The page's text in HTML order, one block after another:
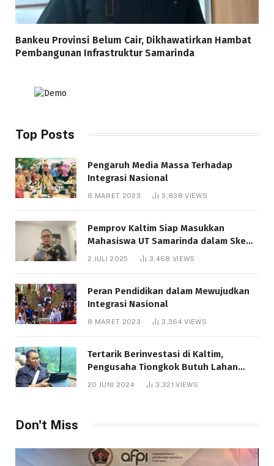
Bankeu Provinsi Belum Cair, Dikhawatirkan Hambat
Pembangunan Infrastruktur Samarinda
Top Posts
Pengaruh Media Massa Terhadap
Integrasi Nasional
8 MARET 2023 3,838VIEWS
Pemprov Kaltim Siap Masukkan
Mahasiswa UT Samarinda dalam Skema
Bantuan Pendidikan Gratispol
2 JULI 2025 3,468 VIEWS
Peran Pendidikan dalam Mewujudkan
Integrasi Nasional
8 MARET 2023 3,364VIEWS
Tertarik Berinvestasi di Kaltim,
Pengusaha Tiongkok Butuh Lahan
1.000 Hektare
20 JUNI 2024 3,321VIEWS
Don't Miss